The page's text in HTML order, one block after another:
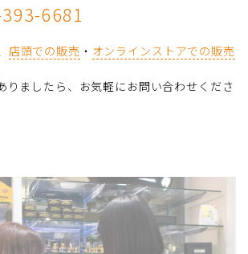
6681
店頭での販売 ・ オンラインストアでの販売
りましたら、お気軽にお問い合わせくださ